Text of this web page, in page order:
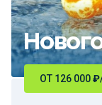
ОТ 126 000₽